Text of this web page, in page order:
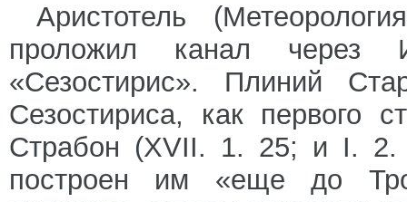
Аристотель
проложил канал через
«Сезостирис». Плиний
Сезостириса, как первого
Страбон (XVII. 1. 25; и I. 2.
построен им «еще до